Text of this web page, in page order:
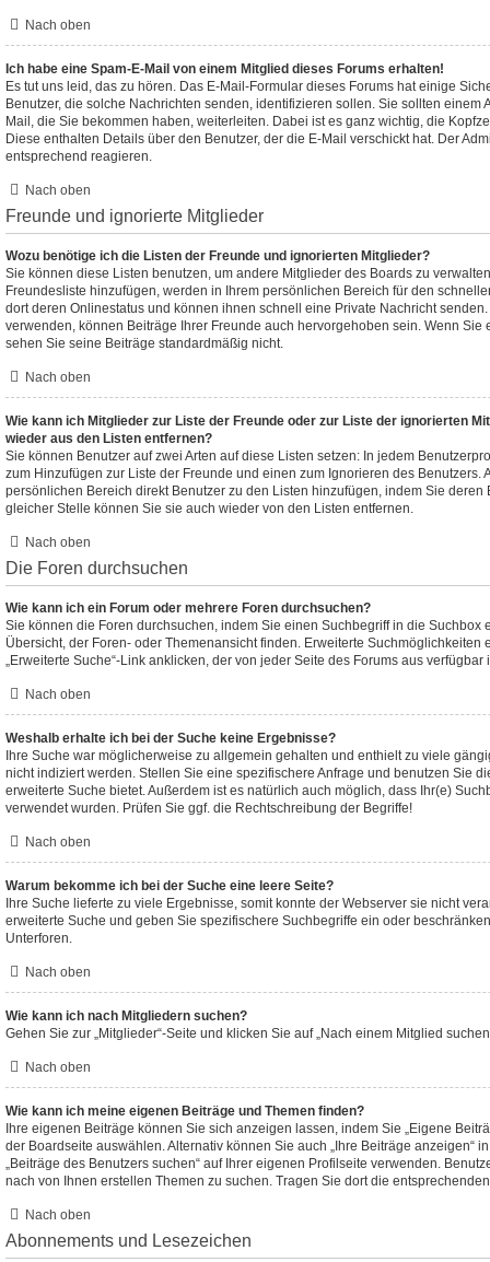
Nach oben
Ich habe eine Spam-E-Mail von einem Mitglied dieses Forums erhalten!
Es tut uns leid, das zu hören. Das E-Mail-Formular dieses Forums hat einige
Benutzer, die solche Nachrichten senden, identifizieren sollen. Sie sollten einem
Mail, die Sie bekommen haben, weiterleiten. Dabei ist es ganz wichtig, die
Diese enthalten Details über den Benutzer, der die E-Mail verschickt hat. Der
entsprechend reagieren.
Nach oben
Freunde und ignorierte Mitglieder
Wozu benötige ich die Listen der Freunde und ignorierten Mitglieder?
Sie können diese Listen benutzen, um andere Mitglieder des Boards zu
Freundesliste hinzufügen, werden in Ihrem persönlichen Bereich für den
dort deren Onlinestatus und können ihnen schnell eine Private Nachricht
verwenden, können Beiträge Ihrer Freunde auch hervorgehoben sein. Wenn Sie
sehen Sie seine Beiträge standardmäßig nicht.
Nach oben
Wie kann ich Mitglieder zur Liste der Freunde oder zur Liste der ignorierten
wieder aus den Listen entfernen?
Sie können Benutzer auf zwei Arten auf diese Listen setzen: In jedem
zum Hinzufügen zur Liste der Freunde und einen zum Ignorieren des Benutzers.
persönlichen Bereich direkt Benutzer zu den Listen hinzufügen, indem Sie deren
gleicher Stelle können Sie sie auch wieder von den Listen entfernen.
Nach oben
Die Foren durchsuchen
Wie kann ich ein Forum oder mehrere Foren durchsuchen?
Sie können die Foren durchsuchen, indem Sie einen Suchbegriff in die Suchbox
Übersicht, der Foren- oder Themenansicht finden. Erweiterte Suchmöglichkeiten
„Erweiterte Suche“-Link anklicken, der von jeder Seite des Forums aus verfügbar
Nach oben
Weshalb erhalte ich bei der Suche keine Ergebnisse?
Ihre Suche war möglicherweise zu allgemein gehalten und enthielt zu viele
nicht indiziert werden. Stellen Sie eine spezifischere Anfrage und benutzen Sie
erweiterte Suche bietet. Außerdem ist es natürlich auch möglich, dass Ihr(e)
verwendet wurden. Prüfen Sie ggf. die Rechtschreibung der Begriffe!
Nach oben
Warum bekomme ich bei der Suche eine leere Seite?
Ihre Suche lieferte zu viele Ergebnisse, somit konnte der Webserver sie nicht
erweiterte Suche und geben Sie spezifischere Suchbegriffe ein oder
Unterforen.
Nach oben
Wie kann ich nach Mitgliedern suchen?
Gehen Sie zur „Mitglieder“-Seite und klicken Sie auf „Nach einem Mitglied
Nach oben
Wie kann ich meine eigenen Beiträge und Themen finden?
Ihre eigenen Beiträge können Sie sich anzeigen lassen, indem Sie „Eigene
der Boardseite auswählen. Alternativ können Sie auch „Ihre Beiträge anzeigen“
„Beiträge des Benutzers suchen“ auf Ihrer eigenen Profilseite verwenden.
nach von Ihnen erstellen Themen zu suchen. Tragen Sie dort die
Nach oben
Abonnements und Lesezeichen